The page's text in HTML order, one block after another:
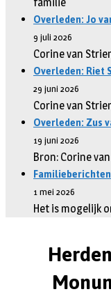
Overleden: Jo
9 juli 2026
Corine van
Overleden: Riet
29 juni 2026
Corine van
Overleden: Zus
19 juni 2026
Bron: Corine
1 mei 2026
Het is mogelijk